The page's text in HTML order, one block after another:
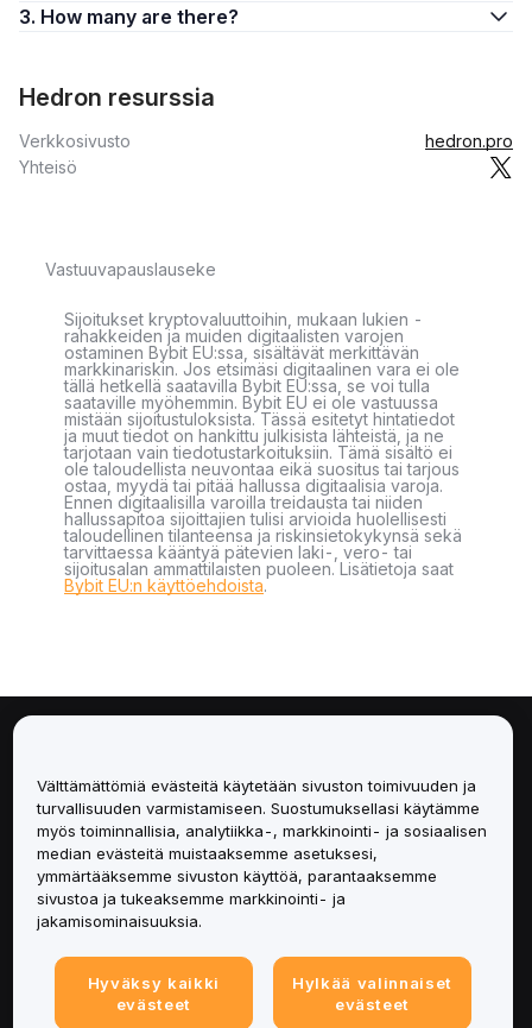
3. How many are there?
Hedron resurssia
Verkkosivusto
hedron.pro
Yhteisö
Vastuuvapauslauseke
Sijoitukset kryptovaluuttoihin, mukaan lukien -
rahakkeiden ja muiden digitaalisten varojen
ostaminen Bybit EU:ssa, sisältävät merkittävän
markkinariskin. Jos etsimäsi digitaalinen vara ei ole
tällä hetkellä saatavilla Bybit EU:ssa, se voi tulla
saataville myöhemmin. Bybit EU ei ole vastuussa
mistään sijoitustuloksista. Tässä esitetyt hintatiedot
ja muut tiedot on hankittu julkisista lähteistä, ja ne
tarjotaan vain tiedotustarkoituksiin. Tämä sisältö ei
ole taloudellista neuvontaa eikä suositus tai tarjous
ostaa, myydä tai pitää hallussa digitaalisia varoja.
Ennen digitaalisilla varoilla treidausta tai niiden
hallussapitoa sijoittajien tulisi arvioida huolellisesti
taloudellinen tilanteensa ja riskinsietokykynsä sekä
tarvittaessa kääntyä pätevien laki-, vero- tai
sijoitusalan ammattilaisten puoleen. Lisätietoja saat
Bybit EU:n käyttöehdoista.
Palvelut
Tuki
Tuotteet
Lakiasiat
Välttämättömiä evästeitä käytetään sivuston toimivuuden ja
turvallisuuden varmistamiseen. Suostumuksellasi käytämme
myös toiminnallisia, analytiikka-, markkinointi- ja sosiaalisen
median evästeitä muistaaksemme asetuksesi,
ymmärtääksemme sivuston käyttöä, parantaaksemme
sivustoa ja tukeaksemme markkinointi- ja
jakamisominaisuuksia.
Hyväksy kaikki
evästeet
Hylkää valinnaiset
evästeet